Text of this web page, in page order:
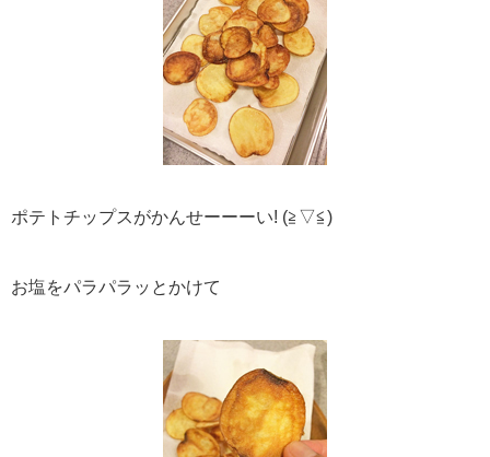
ポテトチップスがかんせーーーい! (≧▽≦)
お塩をパラパラッとかけて